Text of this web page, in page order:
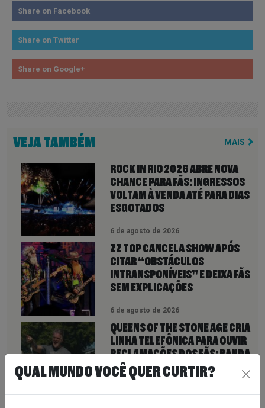
Share on Facebook
Share on Twitter
Share on Google+
VEJA TAMBÉM MAIS
ROCK IN RIO 2026 ABRE NOVA
CHANCE PARA FÃS: INGRESSOS
VOLTAM À VENDA ATÉ PARA DIAS
ESGOTADOS
6 de agosto de 2026
ZZ TOP CANCELA SHOW APÓS
CITAR “OBSTÁCULOS
INTRANSPONÍVEIS” E DEIXA FÃS
SEM EXPLICAÇÕES
6 de agosto de 2026
QUEENS OF THE STONE AGE CRIA
LINHA TELEFÔNICA PARA OUVIR
RECLAMAÇÕES DOS FÃS; BANDA
DIZ QUE “NENHUMA LAMÚRIA É
PEQUENA DEMAIS”
6 de agosto de 2026
QUAL MUNDO VOCÊ QUER CURTIR?